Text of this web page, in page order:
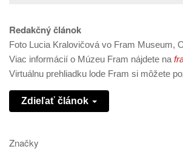
Redakčný článok
Foto Lucia Kralovičová vo Fram Museum,
Viac informácií o Múzeu Fram nájdete na
Virtuálnu prehliadku lode Fram si môžete
Zdieľať článok
Značky